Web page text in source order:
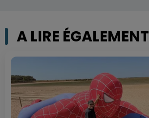
A LIRE ÉGALEMENT